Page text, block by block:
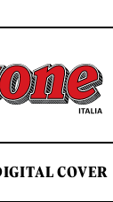
COVER